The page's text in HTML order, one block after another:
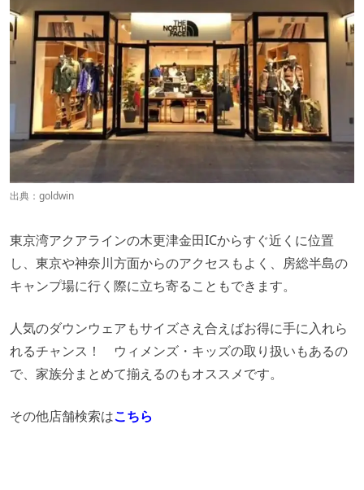
出典： goldwin
東京湾アクアラインの木更津金田ICからすぐ近くに位置
し、東京や神奈川方面からのアクセスもよく、房総半島の
キャンプ場に行く際に立ち寄ることもできます。
人気のダウンウェアもサイズさえ合えばお得に手に入れら
れるチャンス！ ウィメンズ・キッズの取り扱いもあるの
で、家族分まとめて揃えるのもオススメです。
その他店舗検索はこちら